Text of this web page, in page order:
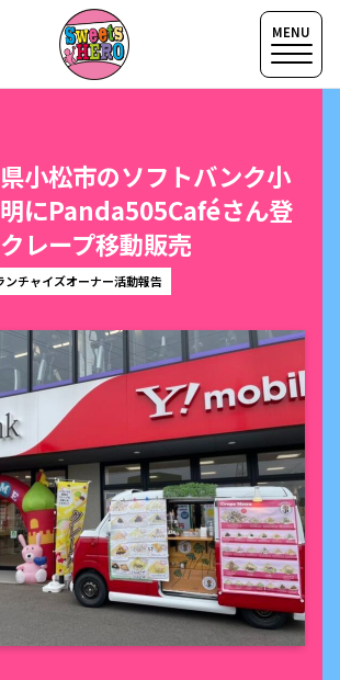
小松市のソフトバンク小
にPanda505Caféさん登
レープ移動販売
ンチャイズオーナー活動報告